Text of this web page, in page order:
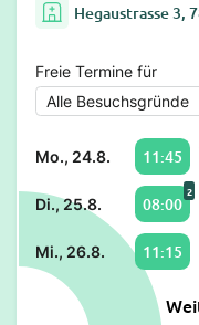
Hegaustrasse 3,
Freie Termine für
Mo., 24.8. 11:45
Di., 25.8. 08:00
2
Mi., 26.8. 11:15